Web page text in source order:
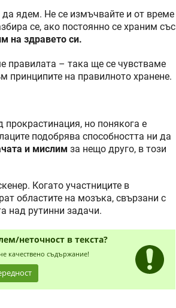
ядем. Не се измъчвайте и от време
се, ако постоянно се храним със
на здравето си.
правилата – така ще се чувстваме
на правилното хранене.
но понякога е
подобрява способността ни да
и мислим за нещо друго, в този
Когато участниците в
областите на мозъка, свързани с
над рутинни задачи.
неточност в текста?
качествено съдържание!